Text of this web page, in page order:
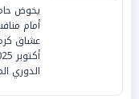
يخوض
أمام
الدوري